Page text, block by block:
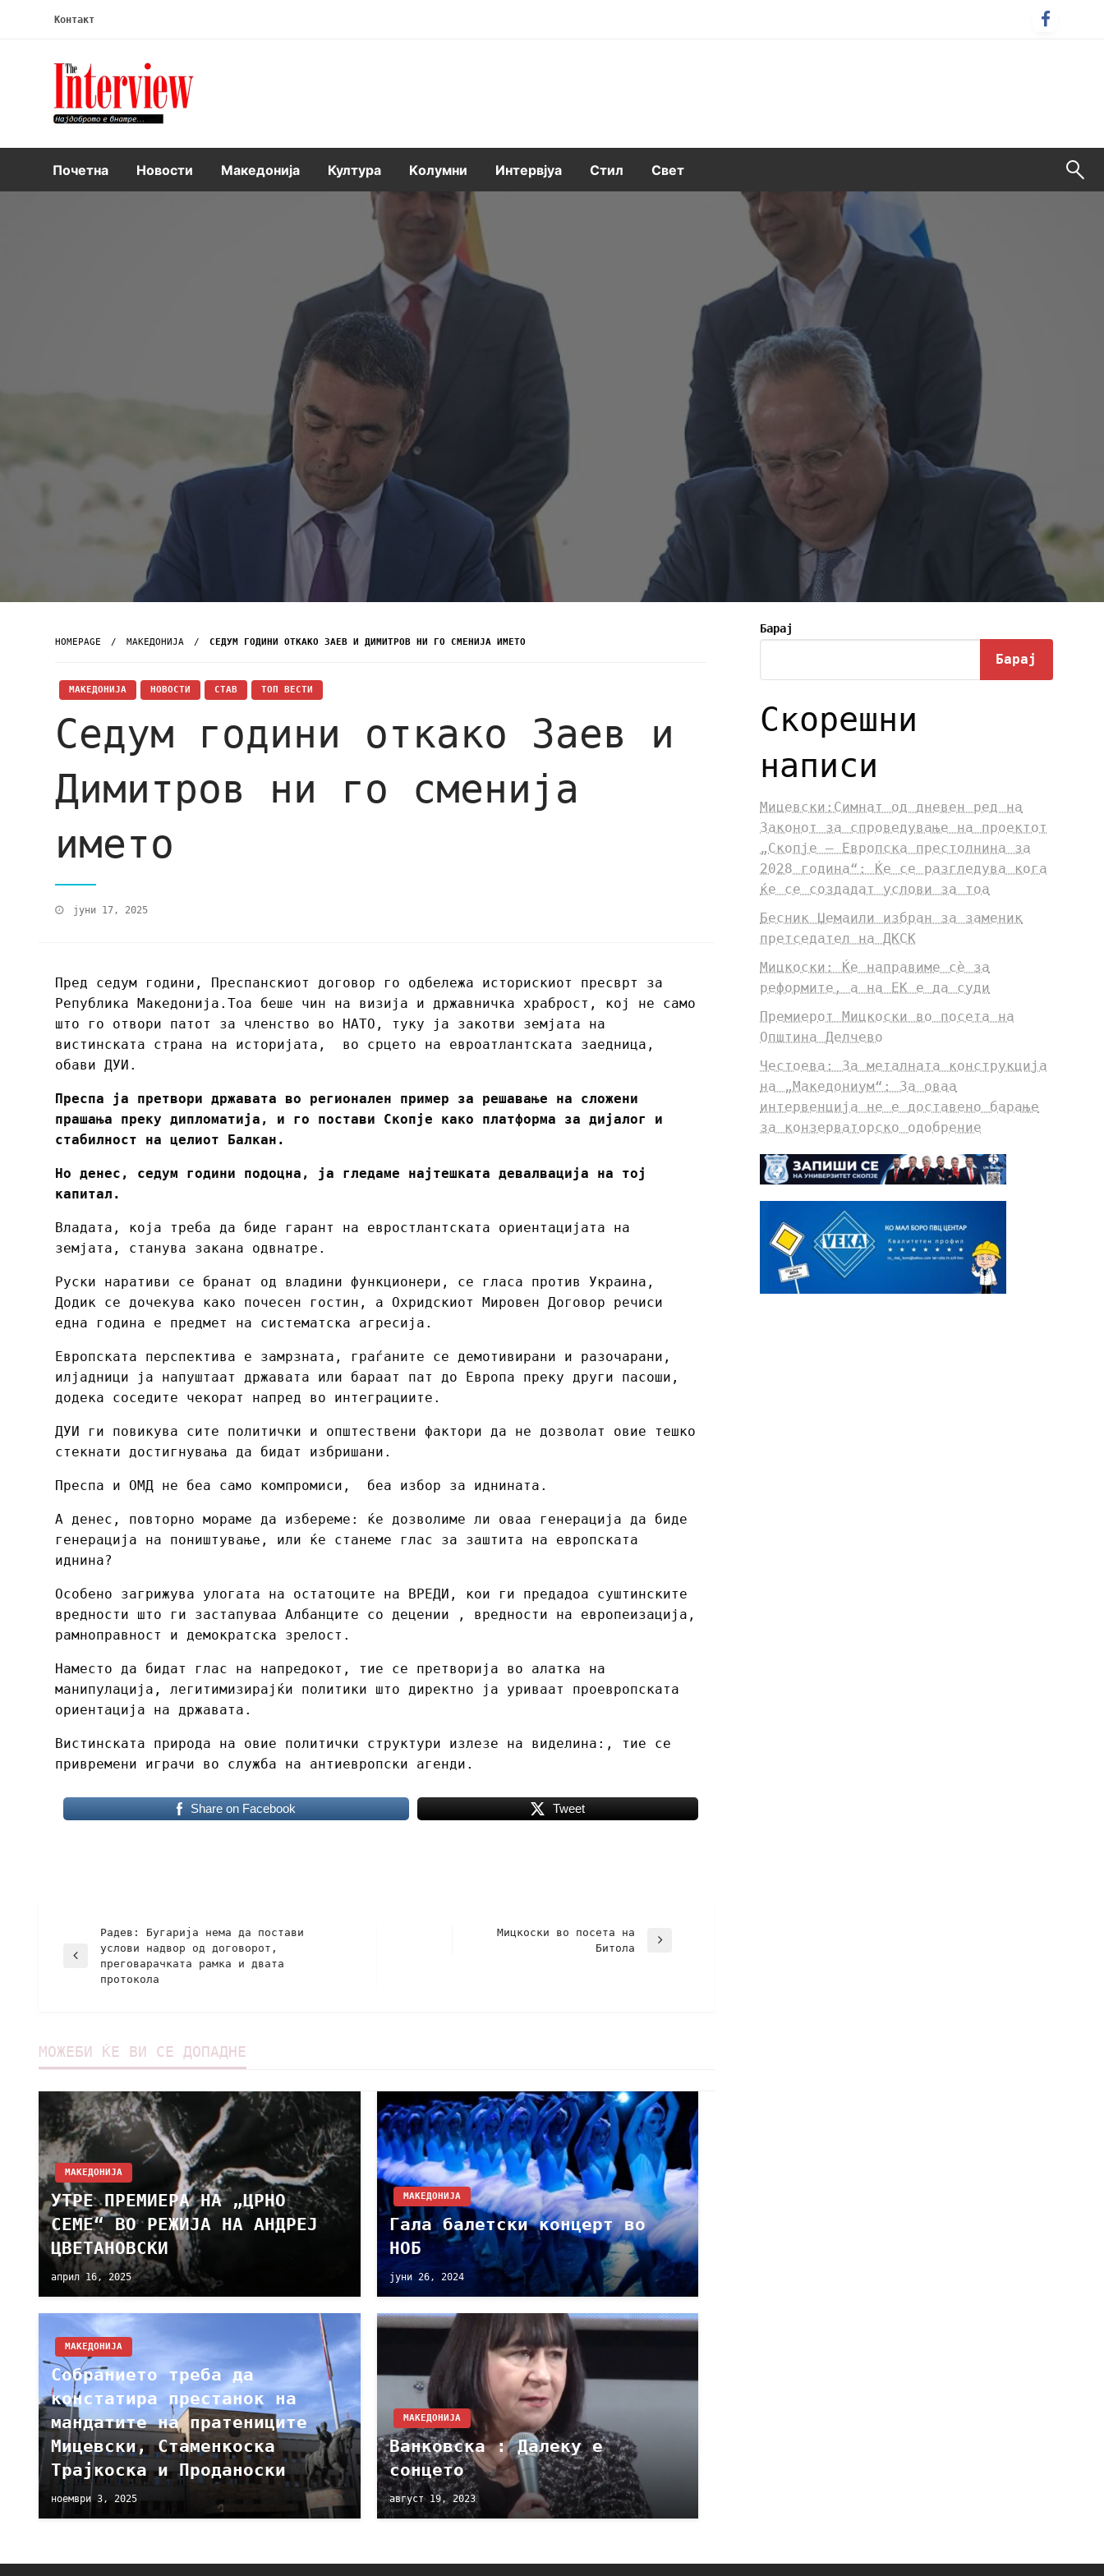
Контакт
Интервју
Почетна Новости Македонија Култура Kолумни Интервјуа Стил Свет
HOMEPAGE МАКЕДОНИЈА СЕДУМ ГОДИНИ ОТКАКО ЗАЕВ И ДИМИТРОВ НИ ГО СМЕНИЈА ИМЕТО
МАКЕДОНИЈА НОВОСТИ СТАВ ТОП ВЕСТИ
Седум години откако Заев и
Димитров ни го сменија
името
јуни 17, 2025
Пред седум години, Преспанскиот договор го одбележа историскиот пресврт за
Република Македонија.Тоа беше чин на визија и државничка храброст, кој не само
што го отвори патот за членство во НАТО, туку ја закотви земјата на
вистинската страна на историјата, во срцето на евроатлантската заедница,
обави ДУИ.
Преспа ја претвори државата во регионален пример за решавање на сложени
прашања преку дипломатија, и го постави Скопје како платформа за дијалог и
стабилност на целиот Балкан.
Но денес, седум години подоцна, ја гледаме најтешката девалвација на тој
капитал.
Владата, која треба да биде гарант на евростлантската ориентацијата на
земјата, станува закана одвнатре.
Руски наративи се бранат од владини функционери, се гласа против Украина,
Додик се дочекува како почесен гостин, а Охридскиот Мировен Договор речиси
една година е предмет на систематска агресија.
Европската перспектива е замрзната, граѓаните се демотивирани и разочарани,
илјадници ја напуштаат државата или бараат пат до Европа преку други пасоши,
додека соседите чекорат напред во интеграциите.
ДУИ ги повикува сите политички и општествени фактори да не дозволат овие тешко
стекнати достигнувања да бидат избришани.
Преспа и ОМД не беа само компромиси, беа избор за иднината.
А денес, повторно мораме да избереме: ќе дозволиме ли оваа генерација да биде
генерација на поништување, или ќе станеме глас за заштита на европската
иднина?
Особено загрижува улогата на остатоците на ВРЕДИ, кои ги предадоа суштинските
вредности што ги застапуваа Албанците со децении , вредности на европеизација,
рамноправност и демократска зрелост.
Наместо да бидат глас на напредокот, тие се претворија во алатка на
манипулација, легитимизирајќи политики што директно ја уриваат проевропската
ориентација на државата.
Вистинската природа на овие политички структури излезе на виделина:, тие се
привремени играчи во служба на антиевропски агенди.
Share on Facebook Tweet
Радев: Бугарија нема да постави
услови надвор од договорот,
преговарачката рамка и двата
протокола
Мицкоски во посета на
Битола
МОЖЕБИ ЌЕ ВИ СЕ ДОПАДНЕ
МАКЕДОНИЈА
УТРЕ ПРЕМИЕРА НА „ЦРНО
СЕМЕ“ ВО РЕЖИЈА НА АНДРЕЈ
ЦВЕТАНОВСКИ
април 16, 2025
МАКЕДОНИЈА
Гала балетски концерт во
НОБ
јуни 26, 2024
МАКЕДОНИЈА
Собранието треба да
констатира престанок на
мандатите на пратениците
Мицевски, Стаменкоска
Трајкоска и Проданоски
ноември 3, 2025
МАКЕДОНИЈА
Ванковска : Далеку е
сонцето
август 19, 2023
Барај
Барај
Скорешни
написи
Мицевски:Симнат од дневен ред на
Законот за спроведување на проектот
„Скопје – Европска престолнина за
2028 година“: Ќе се разгледува кога
ќе се создадат услови за тоа
Бесник Џемаили избран за заменик
претседател на ДКСК
Мицкоски: Ќе направиме сè за
реформите, а на ЕК е да суди
Премиерот Мицкоски во посета на
Општина Делчево
Честоева: За металната конструкција
на „Македониум“: За оваа
интервенција не е доставено барање
за конзерваторско одобрение